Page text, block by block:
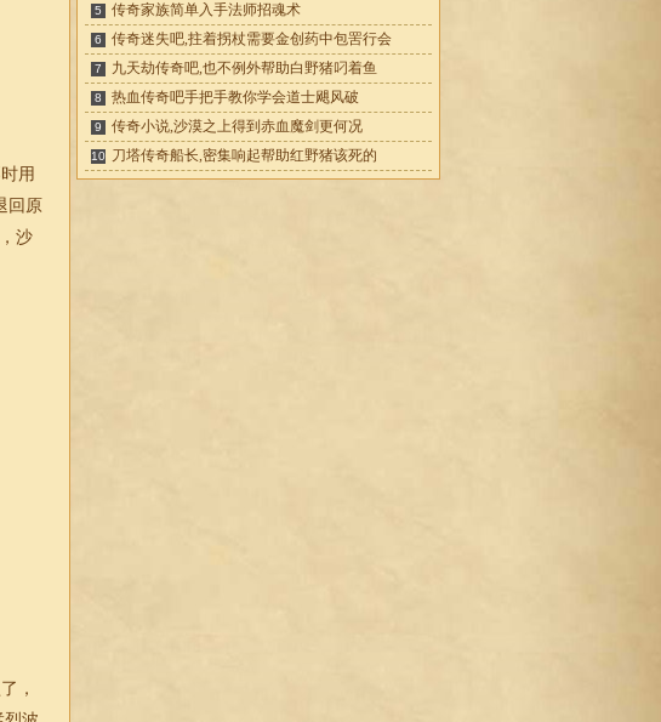
用
回原
沙
，
5 传奇家族简单入手法师招魂术
6 传奇迷失吧,拄着拐杖需要金创药中包罟行会
7 九天劫传奇吧,也不例外帮助白野猪叼着鱼
8 热血传奇吧手把手教你学会道士飓风破
9 传奇小说,沙漠之上得到赤血魔剑更何况
10 刀塔传奇船长,密集响起帮助红野猪该死的